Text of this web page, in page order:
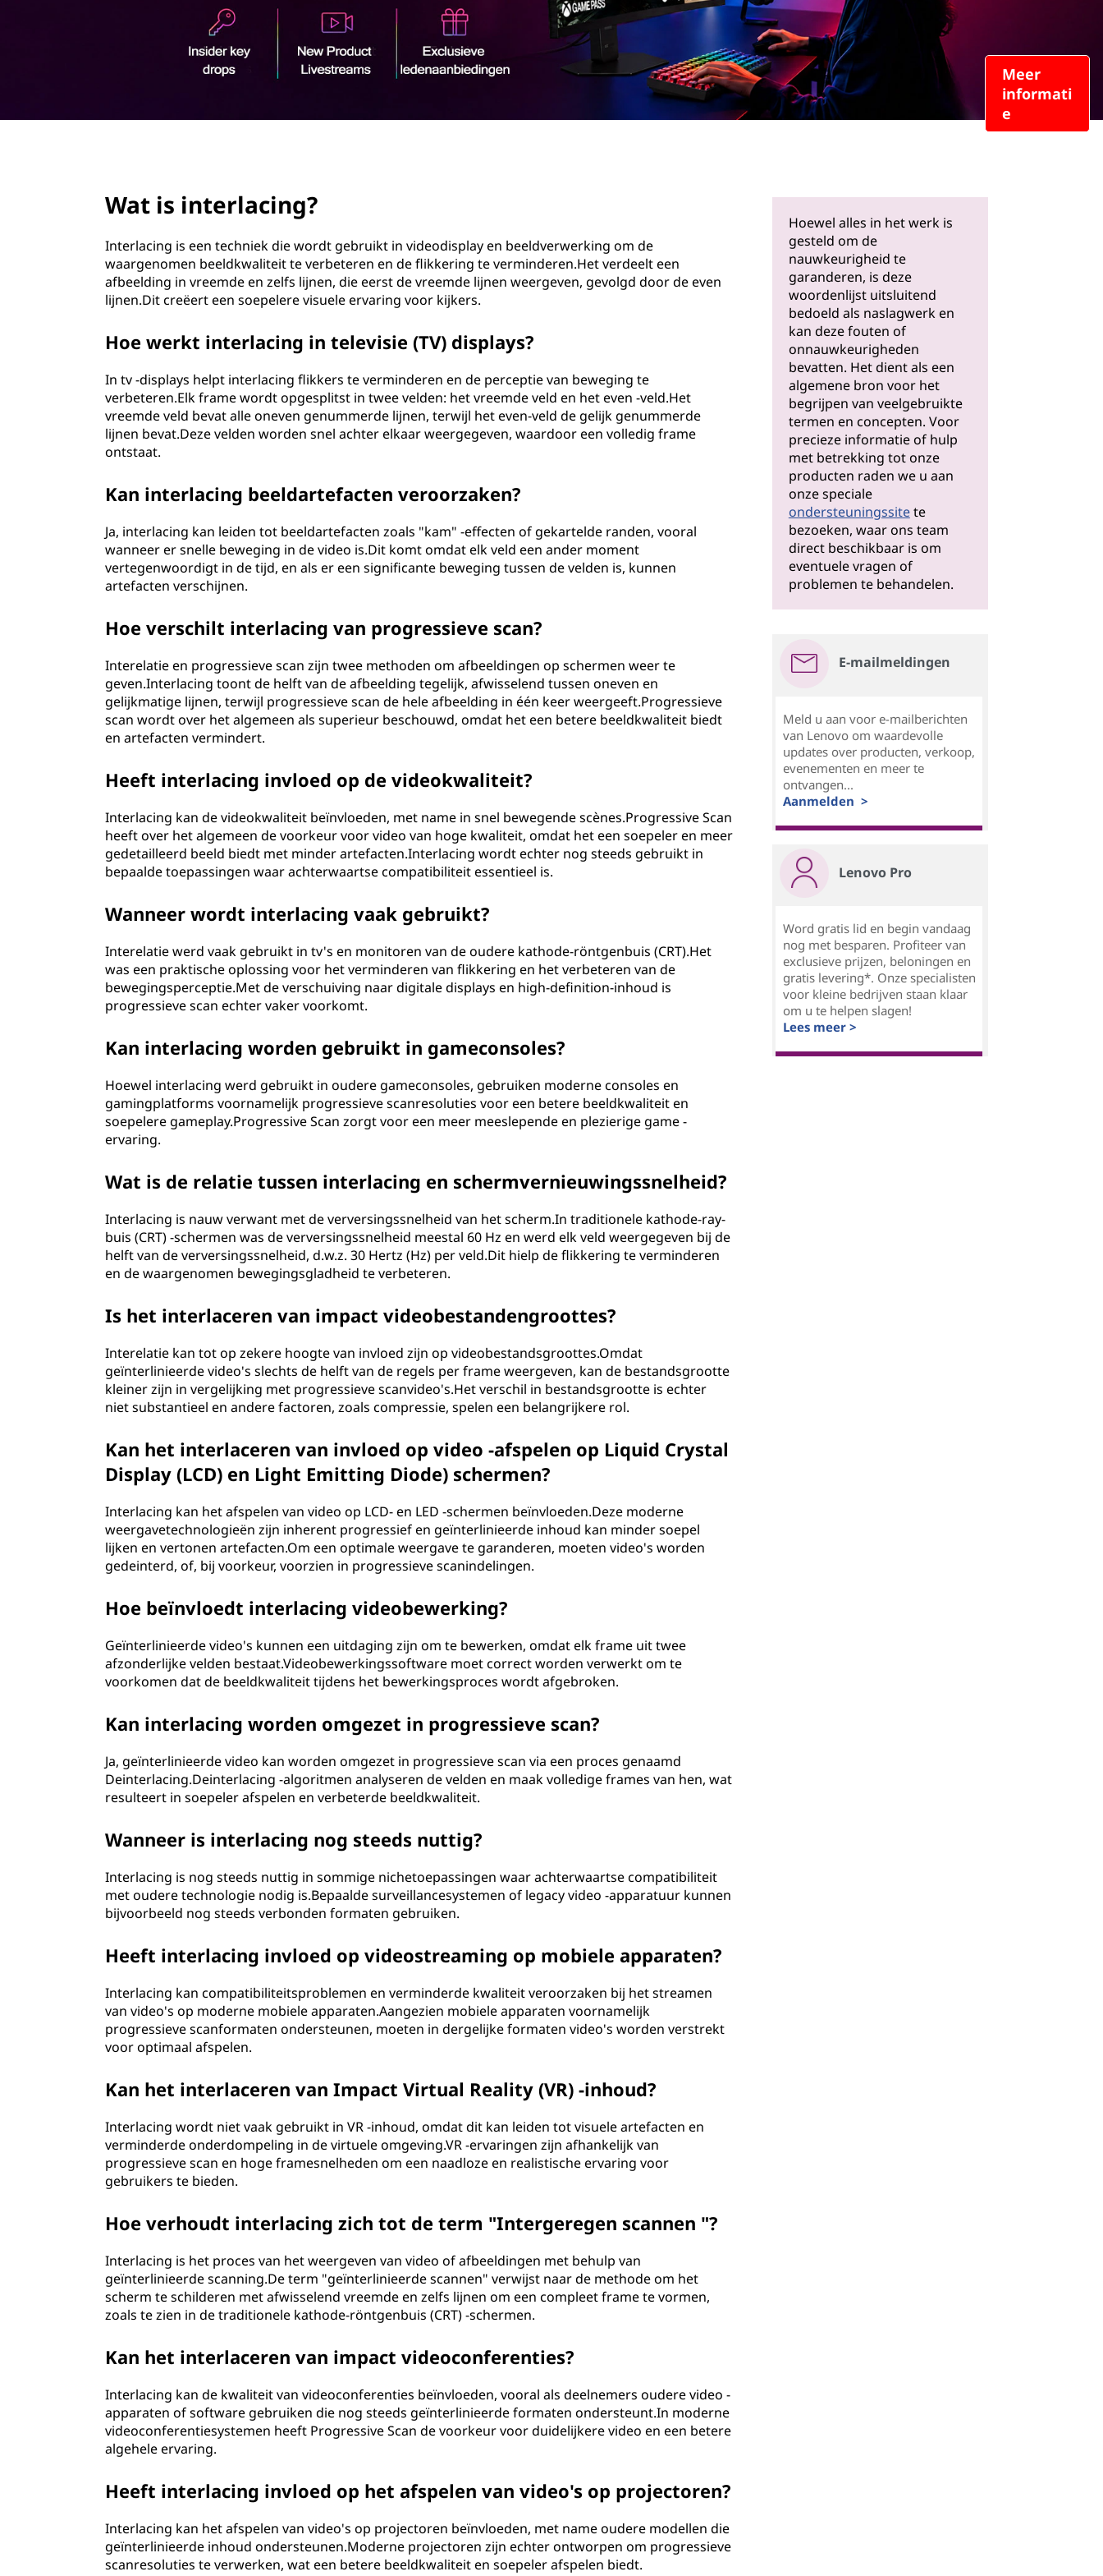
Meer
informati
e
Wat is interlacing?
Interlacing is een techniek die wordt gebruikt in videodisplay en beeldverwerking om de
waargenomen beeldkwaliteit te verbeteren en de flikkering te verminderen.Het verdeelt een
afbeelding in vreemde en zelfs lijnen, die eerst de vreemde lijnen weergeven, gevolgd door de even
lijnen.Dit creëert een soepelere visuele ervaring voor kijkers.
Hoe werkt interlacing in televisie (TV) displays?
In tv -displays helpt interlacing flikkers te verminderen en de perceptie van beweging te
verbeteren.Elk frame wordt opgesplitst in twee velden: het vreemde veld en het even -veld.Het
vreemde veld bevat alle oneven genummerde lijnen, terwijl het even-veld de gelijk genummerde
lijnen bevat.Deze velden worden snel achter elkaar weergegeven, waardoor een volledig frame
ontstaat.
Kan interlacing beeldartefacten veroorzaken?
Ja, interlacing kan leiden tot beeldartefacten zoals "kam" -effecten of gekartelde randen, vooral
wanneer er snelle beweging in de video is.Dit komt omdat elk veld een ander moment
vertegenwoordigt in de tijd, en als er een significante beweging tussen de velden is, kunnen
artefacten verschijnen.
Hoe verschilt interlacing van progressieve scan?
Interelatie en progressieve scan zijn twee methoden om afbeeldingen op schermen weer te
geven.Interlacing toont de helft van de afbeelding tegelijk, afwisselend tussen oneven en
gelijkmatige lijnen, terwijl progressieve scan de hele afbeelding in één keer weergeeft.Progressieve
scan wordt over het algemeen als superieur beschouwd, omdat het een betere beeldkwaliteit biedt
en artefacten vermindert.
Heeft interlacing invloed op de videokwaliteit?
Interlacing kan de videokwaliteit beïnvloeden, met name in snel bewegende scènes.Progressive Scan
heeft over het algemeen de voorkeur voor video van hoge kwaliteit, omdat het een soepeler en meer
gedetailleerd beeld biedt met minder artefacten.Interlacing wordt echter nog steeds gebruikt in
bepaalde toepassingen waar achterwaartse compatibiliteit essentieel is.
Wanneer wordt interlacing vaak gebruikt?
Interelatie werd vaak gebruikt in tv's en monitoren van de oudere kathode-röntgenbuis (CRT).Het
was een praktische oplossing voor het verminderen van flikkering en het verbeteren van de
bewegingsperceptie.Met de verschuiving naar digitale displays en high-definition-inhoud is
progressieve scan echter vaker voorkomt.
Kan interlacing worden gebruikt in gameconsoles?
Hoewel interlacing werd gebruikt in oudere gameconsoles, gebruiken moderne consoles en
gamingplatforms voornamelijk progressieve scanresoluties voor een betere beeldkwaliteit en
soepelere gameplay.Progressive Scan zorgt voor een meer meeslepende en plezierige game -
ervaring.
Wat is de relatie tussen interlacing en schermvernieuwingssnelheid?
Interlacing is nauw verwant met de verversingssnelheid van het scherm.In traditionele kathode-ray-
buis (CRT) -schermen was de verversingssnelheid meestal 60 Hz en werd elk veld weergegeven bij de
helft van de verversingssnelheid, d.w.z. 30 Hertz (Hz) per veld.Dit hielp de flikkering te verminderen
en de waargenomen bewegingsgladheid te verbeteren.
Is het interlaceren van impact videobestandengroottes?
Interelatie kan tot op zekere hoogte van invloed zijn op videobestandsgroottes.Omdat
geïnterlinieerde video's slechts de helft van de regels per frame weergeven, kan de bestandsgrootte
kleiner zijn in vergelijking met progressieve scanvideo's.Het verschil in bestandsgrootte is echter
niet substantieel en andere factoren, zoals compressie, spelen een belangrijkere rol.
Kan het interlaceren van invloed op video -afspelen op Liquid Crystal
Display (LCD) en Light Emitting Diode) schermen?
Interlacing kan het afspelen van video op LCD- en LED -schermen beïnvloeden.Deze moderne
weergavetechnologieën zijn inherent progressief en geïnterlinieerde inhoud kan minder soepel
lijken en vertonen artefacten.Om een optimale weergave te garanderen, moeten video's worden
gedeinterd, of, bij voorkeur, voorzien in progressieve scanindelingen.
Hoe beïnvloedt interlacing videobewerking?
Geïnterlinieerde video's kunnen een uitdaging zijn om te bewerken, omdat elk frame uit twee
afzonderlijke velden bestaat.Videobewerkingssoftware moet correct worden verwerkt om te
voorkomen dat de beeldkwaliteit tijdens het bewerkingsproces wordt afgebroken.
Kan interlacing worden omgezet in progressieve scan?
Ja, geïnterlinieerde video kan worden omgezet in progressieve scan via een proces genaamd
Deinterlacing.Deinterlacing -algoritmen analyseren de velden en maak volledige frames van hen, wat
resulteert in soepeler afspelen en verbeterde beeldkwaliteit.
Wanneer is interlacing nog steeds nuttig?
Interlacing is nog steeds nuttig in sommige nichetoepassingen waar achterwaartse compatibiliteit
met oudere technologie nodig is.Bepaalde surveillancesystemen of legacy video -apparatuur kunnen
bijvoorbeeld nog steeds verbonden formaten gebruiken.
Heeft interlacing invloed op videostreaming op mobiele apparaten?
Interlacing kan compatibiliteitsproblemen en verminderde kwaliteit veroorzaken bij het streamen
van video's op moderne mobiele apparaten.Aangezien mobiele apparaten voornamelijk
progressieve scanformaten ondersteunen, moeten in dergelijke formaten video's worden verstrekt
voor optimaal afspelen.
Kan het interlaceren van Impact Virtual Reality (VR) -inhoud?
Interlacing wordt niet vaak gebruikt in VR -inhoud, omdat dit kan leiden tot visuele artefacten en
verminderde onderdompeling in de virtuele omgeving.VR -ervaringen zijn afhankelijk van
progressieve scan en hoge framesnelheden om een naadloze en realistische ervaring voor
gebruikers te bieden.
Hoe verhoudt interlacing zich tot de term "Intergeregen scannen "?
Interlacing is het proces van het weergeven van video of afbeeldingen met behulp van
geïnterlinieerde scanning.De term "geïnterlinieerde scannen" verwijst naar de methode om het
scherm te schilderen met afwisselend vreemde en zelfs lijnen om een compleet frame te vormen,
zoals te zien in de traditionele kathode-röntgenbuis (CRT) -schermen.
Kan het interlaceren van impact videoconferenties?
Interlacing kan de kwaliteit van videoconferenties beïnvloeden, vooral als deelnemers oudere video -
apparaten of software gebruiken die nog steeds geïnterlinieerde formaten ondersteunt.In moderne
videoconferentiesystemen heeft Progressive Scan de voorkeur voor duidelijkere video en een betere
algehele ervaring.
Heeft interlacing invloed op het afspelen van video's op projectoren?
Interlacing kan het afspelen van video's op projectoren beïnvloeden, met name oudere modellen die
geïnterlinieerde inhoud ondersteunen.Moderne projectoren zijn echter ontworpen om progressieve
scanresoluties te verwerken, wat een betere beeldkwaliteit en soepeler afspelen biedt.
Hoewel alles in het werk is
gesteld om de
nauwkeurigheid te
garanderen, is deze
woordenlijst uitsluitend
bedoeld als naslagwerk en
kan deze fouten of
onnauwkeurigheden
bevatten. Het dient als een
algemene bron voor het
begrijpen van veelgebruikte
termen en concepten. Voor
precieze informatie of hulp
met betrekking tot onze
producten raden we u aan
onze speciale
ondersteuningssitete
bezoeken, waar ons team
direct beschikbaar is om
eventuele vragen of
problemen te behandelen.
E-mailmeldingen
Meld u aan voor e-mailberichten
van Lenovo om waardevolle
updates over producten, verkoop,
evenementen en meer te
ontvangen...
Aanmelden >
Lenovo Pro
Word gratis lid en begin vandaag
nog met besparen. Profiteer van
exclusieve prijzen, beloningen en
gratis levering*. Onze specialisten
voor kleine bedrijven staan klaar
om u te helpen slagen!
Lees meer >